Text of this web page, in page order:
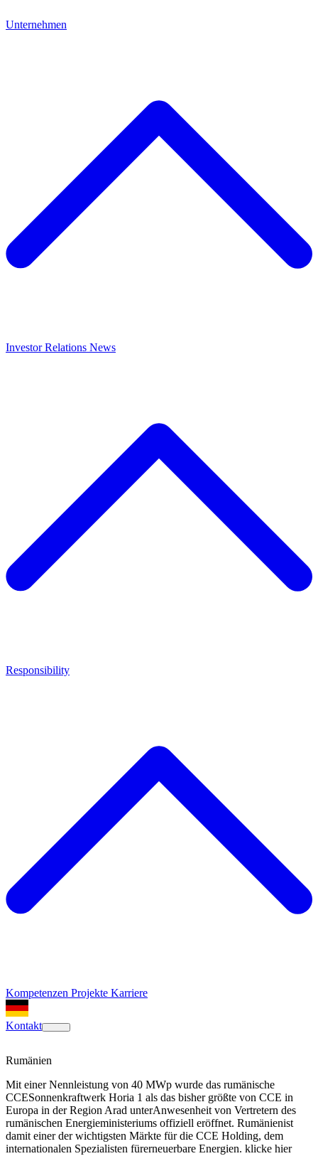
Unternehmen
Investor Relations News
Responsibility
Kompetenzen Projekte Karriere
Kontakt
Rumänien
Mit einer Nennleistung von 40 MWp wurde das rumänische
CCESonnenkraftwerk Horia 1 als das bisher größte von CCE in
Europa in der Region Arad unterAnwesenheit von Vertretern des
rumänischen Energieministeriums offiziell eröffnet. Rumänienist
damit einer der wichtigsten Märkte für die CCE Holding, dem
internationalen Spezialisten fürerneuerbare Energien. klicke hier